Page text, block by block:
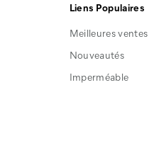
Liens Populaires
Meilleures ventes
Nouveautés
Imperméable